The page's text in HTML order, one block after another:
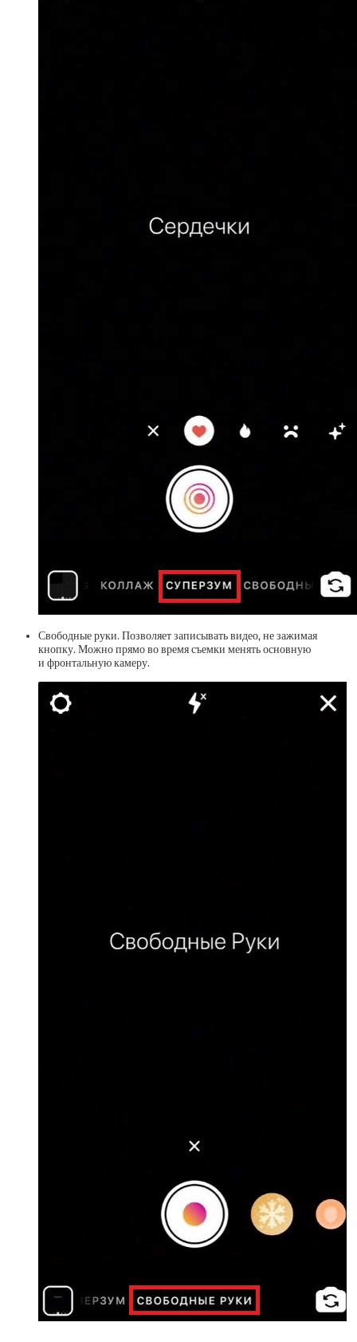
Свободные руки. Позволяет записывать видео, не зажимая
кнопку. Можно прямо во время съемки менять основную
и фронтальную камеру.